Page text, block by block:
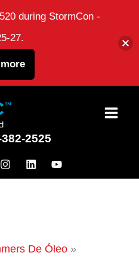
2525
De Óleo
during StormCon -
27.